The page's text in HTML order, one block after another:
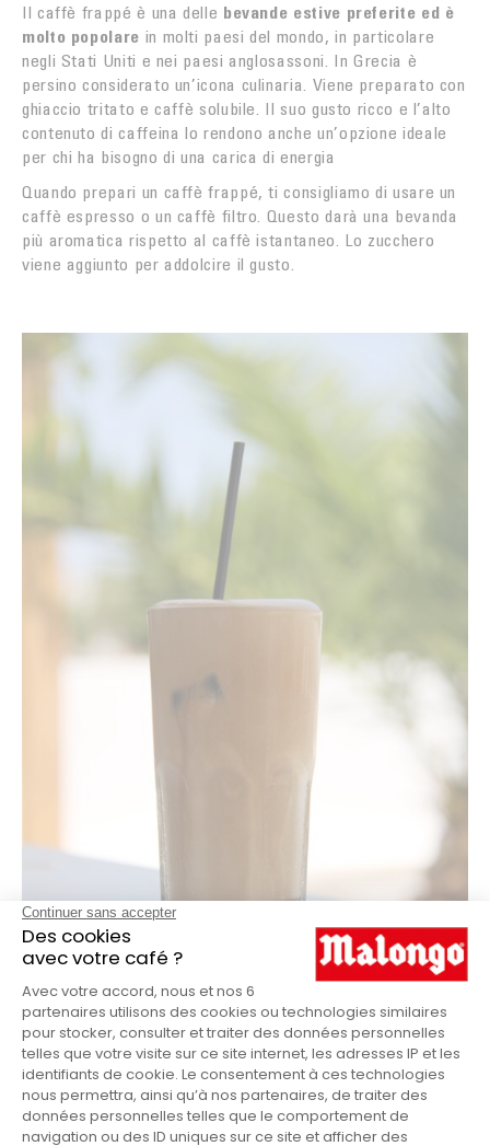
Il caffè frappé è una delle bevande estive preferite ed è
molto popolare in molti paesi del mondo, in particolare
negli Stati Uniti e nei paesi anglosassoni. In Grecia è
persino considerato un’icona culinaria. Viene preparato con
ghiaccio tritato e caffè solubile. Il suo gusto ricco e l’alto
contenuto di caffeina lo rendono anche un’opzione ideale
per chi ha bisogno di una carica di energia
Quando prepari un caffè frappé, ti consigliamo di usare un
caffè espresso o un caffè filtro. Questo darà una bevanda
più aromatica rispetto al caffè istantaneo. Lo zucchero
viene aggiunto per addolcire il gusto.
Il caffè frappé è originario della Grecia.
Molto popolare in questo paese e anche a
Creta, la ricetta è preparata con caffè
solubile e ghiaccio tritato.